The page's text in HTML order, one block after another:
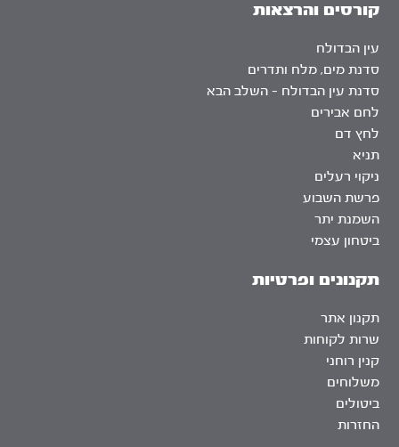
קורסים והרצאות
עין הבדולח
סדנת מים, מלח ותדרים
סדנת עין הבדולח – השלב הבא
לחם אבירים
לחץ דם
תניא
ניקוי רעלים
פרשת השבוע
השמנת יתר
ביטחון עצמי
תקנונים ופרטיות
תקנון אתר
שרות לקוחות
קנין רוחני
משלוחים
ביטולים
החזרות